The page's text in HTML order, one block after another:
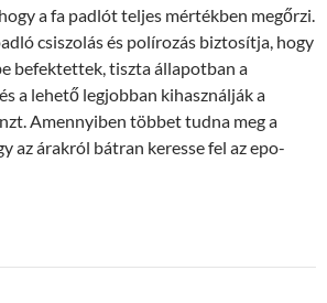
a fa padlót teljes mértékben megőrzi.
csiszolás és polírozás biztosítja, hogy
befektettek, tiszta állapotban a
a lehető legjobban kihasználják a
Amennyiben többet tudna meg a
az árakról bátran keresse fel az epo-